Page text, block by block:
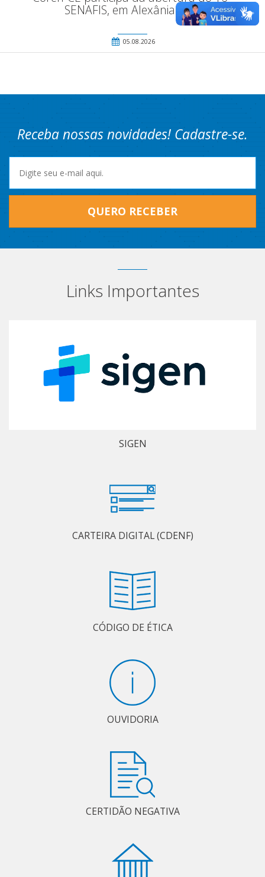
SENAFIS, em Alexânia (GO)
05.08.2026
Receba nossas novidades! Cadastre-se.
QUERO RECEBER
Links Importantes
SIGEN
CARTEIRA DIGITAL (CDENF)
CÓDIGO DE ÉTICA
OUVIDORIA
CERTIDÃO NEGATIVA